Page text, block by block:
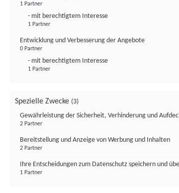
1 Partner
- mit berechtigtem Interesse
1 Partner
Entwicklung und Verbesserung der Angebote
0 Partner
- mit berechtigtem Interesse
1 Partner
Spezielle Zwecke (3)
Gewährleistung der Sicherheit, Verhinderung und
2 Partner
Bereitstellung und Anzeige von Werbung und Inhalten
2 Partner
Ihre Entscheidungen zum Datenschutz speichern und
1 Partner